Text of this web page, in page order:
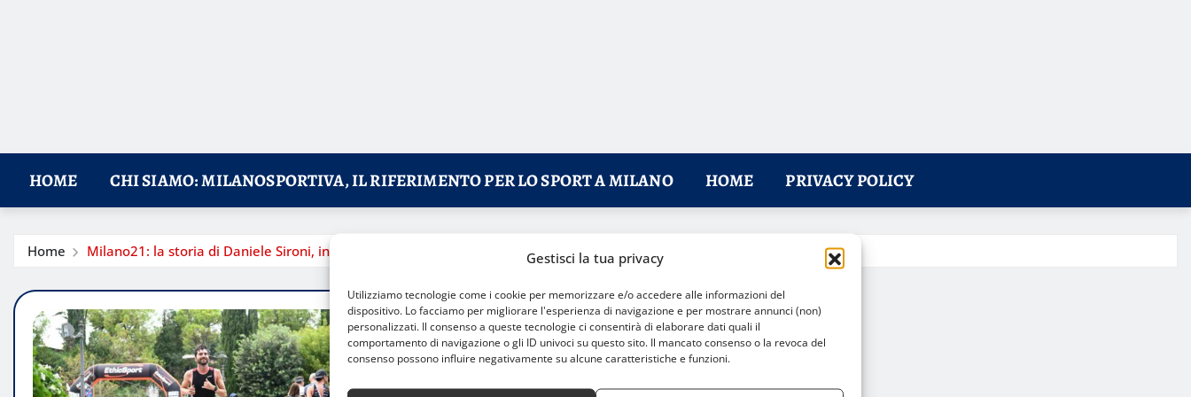
Gestisci la tua privacy
Utilizziamo tecnologie come i cookie per memorizzare e/o accedere alle informazioni del
dispositivo. Lo facciamo per migliorare l'esperienza di navigazione e per mostrare annunci (non)
personalizzati. Il consenso a queste tecnologie ci consentirà di elaborare dati quali il
comportamento di navigazione o gli ID univoci su questo sito. Il mancato consenso o la revoca del
consenso possono influire negativamente su alcune caratteristiche e funzioni.
HOME CHI SIAMO: MILANOSPORTIVA, IL RIFERIMENTO PER LO SPORT A MILANO HOME PRIVACY POLICY
Home Milano21: la storia di Daniele Sironi, in gara dopo un trapianto di cuore